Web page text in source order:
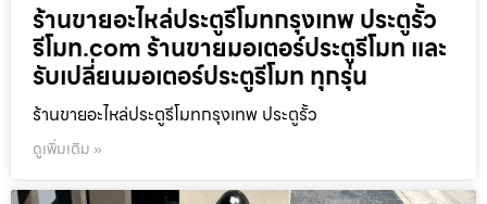
ร้านขายอะไหล่ประตูรีโมทกรุงเทพ ประตูรั้ว
รีโมท.com ร้านขายมอเตอร์ประตูรีโมท และ
รับเปลี่ยนมอเตอร์ประตูรีโมท ทุกรุ่น
ร้านขายอะไหล่ประตูรีโมทกรุงเทพ ประตูรั้ว
ดูเพิ่มเติม »